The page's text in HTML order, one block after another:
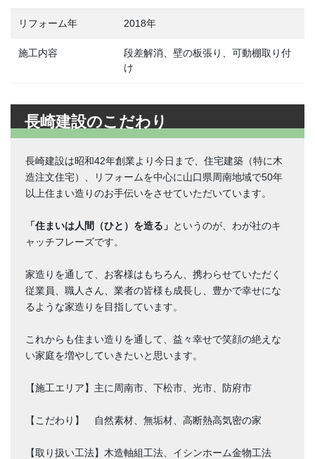
リフォーム年 2018年
施工内容
段差解消、壁の板張り、可動棚取り付
け
長崎建設のこだわり
長崎建設は昭和42年創業より今日まで、住宅建築（特に木
造注文住宅）、リフォームを中心に山口県周南地域で50年
以上住まい造りのお手伝いをさせていただいています。
「住まいは人間（ひと）を造る」 というのが、わが社のキ
ャッチフレーズです。
家造りを通して、お客様はもちろん、携わらせていただく
従業員、職人さん、業者の皆様も成長し、豊かで幸せにな
るような家造りを目指しています。
これからも住まい造りを通して、益々幸せで笑顔の絶えな
い家庭を増やしていきたいと思います。
【施工エリア】主に周南市、下松市、光市、防府市
【こだわり】 自然素材、無垢材、高断熱高気密の家
【取り扱い工法】木造軸組工法、イシンホーム金物工法